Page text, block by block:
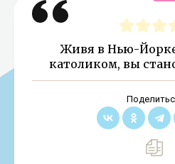
Живя в Нью-
католиком, вы